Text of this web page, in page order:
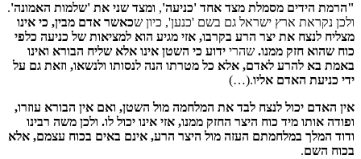
"הרמת הידים מסמלת מצד אחד 'כניעה', ומצד שני את 'שלמות האמונה'.
ולכן נקראת ארץ ישראל גם בשם 'כנען', כיון שכאשר אדם מבין, כי אינו
מצליח לנצח את יצר הרע בקרבו, אזי מגיע הוא למציאות של כניעה כלפי
כוח שהוא חזק ממנו. שהרי ידוע כי השטן אינו אלא שליח הבורא ואינו
באמת בא להרע לאדם, אלא כל מטרתו הנה לנסותו ולנשאו, וזאת גם על
ידי כניעת האדם אליו.(…)
אין האדם יכול לנצח לבד את המלחמה מול השטן, ואם אין הבורא עוזרו,
ופודה אותו מיד כוח היצר החזק ממנו, אזי אינו יכול לו. ולכן משה רבינו
ודוד המלך במלחמתם העזה מול היצר הרע, אינם באים בכוח עצמם, אלא
בכוח השם.